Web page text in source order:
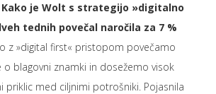
Kako je Wolt s strategijo »digitalno
tednih povečal naročila za 7 %
z »digital first« pristopom povečamo
o blagovni znamki in dosežemo visok
priklic med ciljnimi potrošniki. Pojasnila